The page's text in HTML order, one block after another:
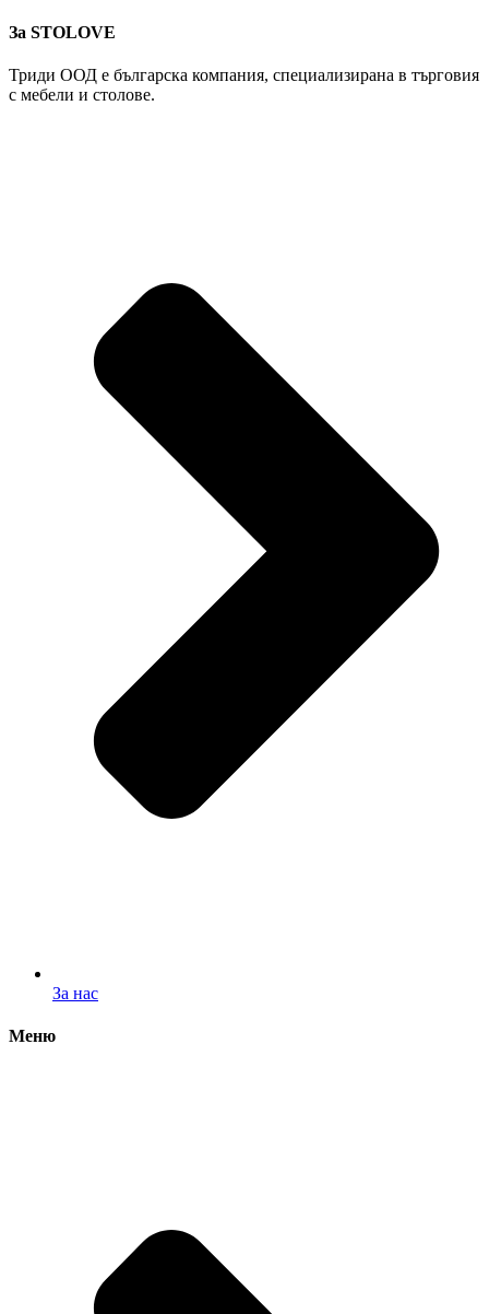
За STOLOVE
Триди ООД е българска компания, специализирана в търговия
с мебели и столове.
За нас
Меню